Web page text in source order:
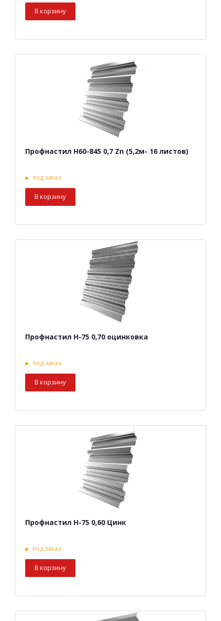
В корзину
Профнастил Н60-845 0,7 Zn (5,2м- 16 листов)
под заказ
В корзину
Профнастил Н-75 0,70 оцинковка
под заказ
В корзину
Профнастил Н-75 0,60 Цинк
под заказ
В корзину